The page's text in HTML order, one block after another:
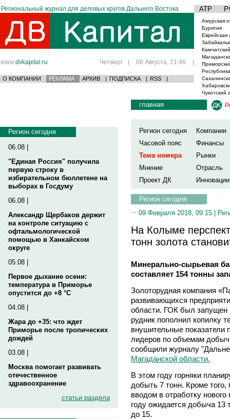
Региональный журнал для деловых кругов Дальнего Востока АТР
www.dvkapital.ru Четверг | 06 Августа, 21:46 |
О КОМПАНИИ РЕКЛАМА АРХИВ | ПОДПИСКА | RSS |
Амурская
Бурятия
Еврейская
Чукотский
Регион сегодня
06.08 |
"Единая Россия" получила
первую строку в
избирательном бюллетене на
выборах в Госдуму
06.08 |
Александр Щербаков держит
на контроле ситуацию с
офтальмологической
помощью в Ханкайском
округе
05.08 |
Первое дыхание осени:
температура в Приморье
опустится до +8 °C
04.08 |
Жара до +35: что ждет
Приморье после тропических
дождей
03.08 |
Москва помогает развивать
отечественное
здравоохранение
статьи раздела
главная
Регион сегодня
Компании
Часовой пояс
Финансы
Тема номера
Рынки
Мнение
Отрасль
Проект ДК
Инновации
Регион сегодня
09 Февраля 2018, 09:15 |
На Колыме
тонн золота
Минерально-сырьевая
составляет 154 тонны
Золоторудная компания
развивающихся
области. ГОК был запущен
рудник пополнил копилку
внушительные показатели
лидеров по объемам
сообщили журналу
Магаданской области.
В этом году горняки
добыть 7 тонн. Кроме
вводом в отработку
году ожидается добыча 13
до 15.